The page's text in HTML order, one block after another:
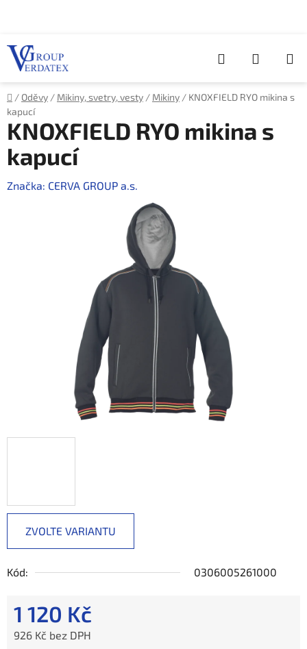
Hledat
KOŠÍK
Domů
/ Oděvy / Mikiny, svetry, vesty / Mikiny / KNOXFIELD RYO mikina s
kapucí
ZVOLTE VARIANTU
Kód: 0306005261000
1 120 Kč
926 Kč bez DPH
KNOXFIELD RYO mikina s
kapucí
Značka: CERVA GROUP a.s.